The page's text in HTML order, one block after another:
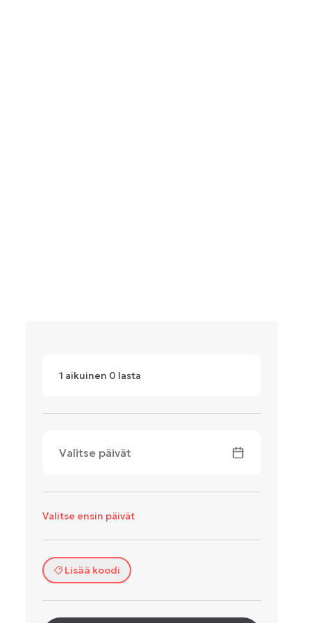
1 aikuinen 0 lasta
Valitse päivät
Valitse ensin päivät
Lisää koodi